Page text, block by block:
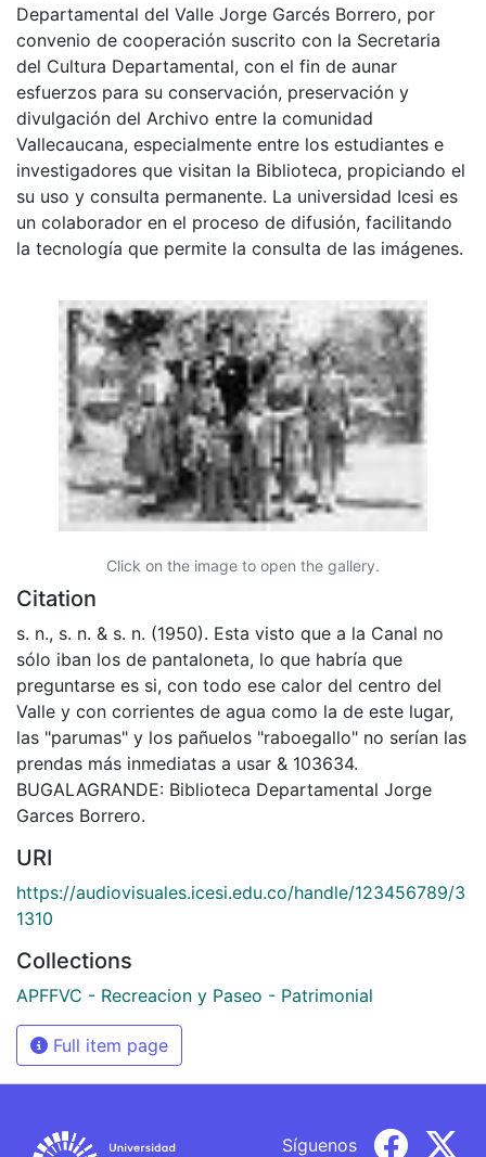
Departamental del Valle Jorge Garcés Borrero, por
convenio de cooperación suscrito con la Secretaria
del Cultura Departamental, con el fin de aunar
esfuerzos para su conservación, preservación y
divulgación del Archivo entre la comunidad
Vallecaucana, especialmente entre los estudiantes e
investigadores que visitan la Biblioteca, propiciando el
su uso y consulta permanente. La universidad Icesi es
un colaborador en el proceso de difusión, facilitando
la tecnología que permite la consulta de las imágenes.
Click on the image to open the gallery.
Citation
s. n., s. n. & s. n. (1950). Esta visto que a la Canal no
sólo iban los de pantaloneta, lo que habría que
preguntarse es si, con todo ese calor del centro del
Valle y con corrientes de agua como la de este lugar,
las "parumas" y los pañuelos "raboegallo" no serían las
prendas más inmediatas a usar & 103634.
BUGALAGRANDE: Biblioteca Departamental Jorge
Garces Borrero.
URI
https://audiovisuales.icesi.edu.co/handle/123456789/3
1310
Collections
APFFVC - Recreacion y Paseo - Patrimonial
Full item page
Síguenos